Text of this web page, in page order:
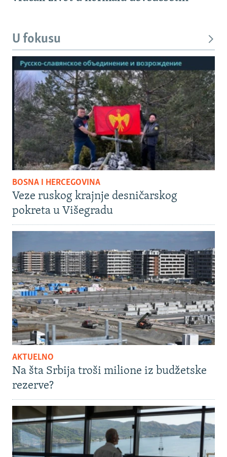
U fokusu
BOSNA I HERCEGOVINA
Veze ruskog krajnje desničarskog
pokreta u Višegradu
AKTUELNO
Na šta Srbija troši milione iz budžetske
rezerve?